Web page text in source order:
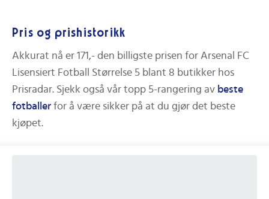
Pris og prishistorikk
Akkurat nå er 171,- den billigste prisen for Arsenal FC
Lisensiert Fotball Størrelse 5 blant 8 butikker hos
Prisradar. Sjekk også vår topp 5-rangering av beste
fotballer for å være sikker på at du gjør det beste
kjøpet.